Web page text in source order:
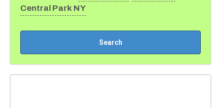
Central Park NY